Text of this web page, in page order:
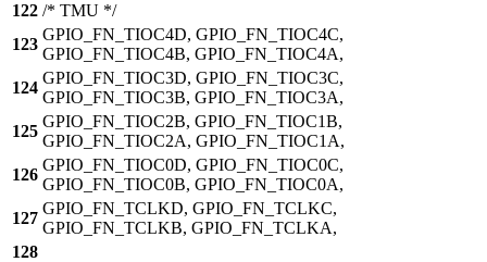
122 /* TMU */
123
GPIO_FN_TIOC4D, GPIO_FN_TIOC4C,
GPIO_FN_TIOC4B, GPIO_FN_TIOC4A,
124
GPIO_FN_TIOC3D, GPIO_FN_TIOC3C,
GPIO_FN_TIOC3B, GPIO_FN_TIOC3A,
125
GPIO_FN_TIOC2B, GPIO_FN_TIOC1B,
GPIO_FN_TIOC2A, GPIO_FN_TIOC1A,
126
GPIO_FN_TIOC0D, GPIO_FN_TIOC0C,
GPIO_FN_TIOC0B, GPIO_FN_TIOC0A,
127
GPIO_FN_TCLKD, GPIO_FN_TCLKC,
GPIO_FN_TCLKB, GPIO_FN_TCLKA,
128